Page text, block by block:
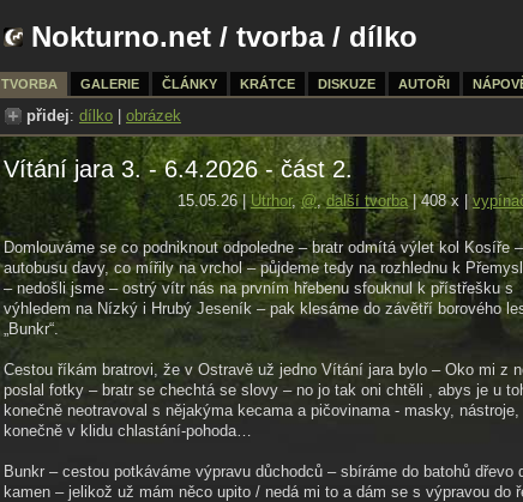
Nokturno.net / tvorba/ dílko
TVORBA GALERIE ČLÁNKY KRÁTCE DISKUZE AUTOŘI
přidej: dílko obrázek
Vítání jara 3. - 6.4.2026 - část 2.
15.05.26 |Utrhor, @,další tvorba| 408 x |
Domlouváme se co podniknout odpoledne – bratr odmítá výlet kol Kosíře
autobusu davy, co mířily na vrchol – půjdeme tedy na rozhlednu k
– nedošli jsme – ostrý vítr nás na prvním hřebenu sfouknul k přístřešku s
výhledem na Nízký i Hrubý Jeseník – pak klesáme do závětří borového
„Bunkr“.
Cestou říkám bratrovi, že v Ostravě už jedno Vítání jara bylo – Oko mi z
poslal fotky – bratr se chechtá se slovy – no jo tak oni chtěli , abys je u
konečně neotravoval s nějakýma kecama a pičovinama - masky,
konečně v klidu chlastání-pohoda…
Bunkr – cestou potkáváme výpravu důchodců – sbíráme do batohů dřevo
kamen – jelikož už mám něco upito / nedá mi to a dám se s výpravou do